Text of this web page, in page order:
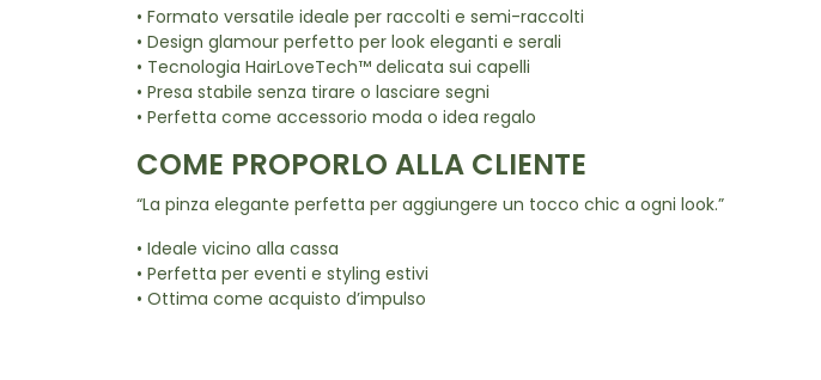
• Formato versatile ideale per raccolti e semi-raccolti
• Design glamour perfetto per look eleganti e serali
• Tecnologia HairLoveTech™ delicata sui capelli
• Presa stabile senza tirare o lasciare segni
• Perfetta come accessorio moda o idea regalo
COME PROPORLO ALLA CLIENTE
“La pinza elegante perfetta per aggiungere un tocco chic a ogni look.”
• Ideale vicino alla cassa
• Perfetta per eventi e styling estivi
• Ottima come acquisto d’impulso